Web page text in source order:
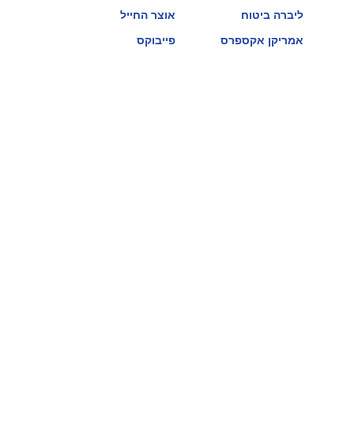
ליברה ביטוח
אוצר החייל
אמריקן אקספרס
פייבוקס